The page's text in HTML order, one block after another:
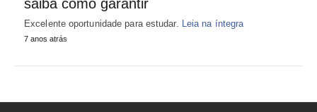
saiba como garantir
Excelente oportunidade para estudar. Leia na íntegra
7 anos atrás